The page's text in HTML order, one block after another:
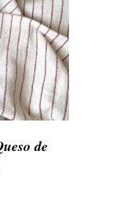
de